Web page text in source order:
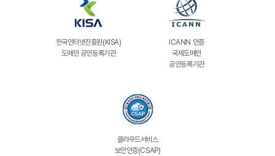
한국인터넷진흥원(KISA)
도메인 공인등록기관
ICANN 인증
국제도메인
공인등록기관
클라우드서비스
보안인증(CSAP)